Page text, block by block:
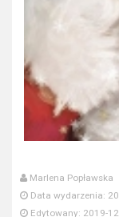
Marlena Popławska
Data wydarzenia:
Edytowany: 2019-